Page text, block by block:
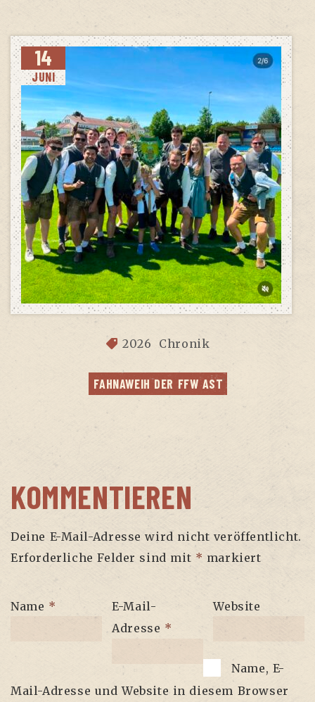
14
JUNI
2026 Chronik
FAHN­AWEIH DER FFW AST
KOMMENTIEREN
Deine E-Mail-Adresse wird nicht veröffentlicht.
Erforderliche Felder sind mit * markiert
Name *
E-Mail-
Adresse *
Website
Name, E-
Mail-Adresse und Website in diesem Browser